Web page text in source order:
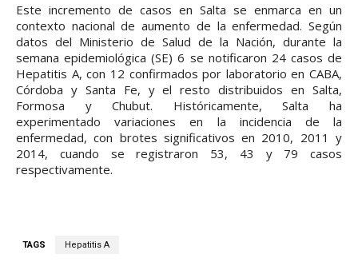
Este incremento de casos en Salta se enmarca en un
contexto nacional de aumento de la enfermedad. Según
datos del Ministerio de Salud de la Nación, durante la
semana epidemiológica (SE) 6 se notificaron 24 casos de
Hepatitis A, con 12 confirmados por laboratorio en CABA,
Córdoba y Santa Fe, y el resto distribuidos en Salta,
Formosa y Chubut. Históricamente, Salta ha
experimentado variaciones en la incidencia de la
enfermedad, con brotes significativos en 2010, 2011 y
2014, cuando se registraron 53, 43 y 79 casos
respectivamente.
TAGS Hepatitis A